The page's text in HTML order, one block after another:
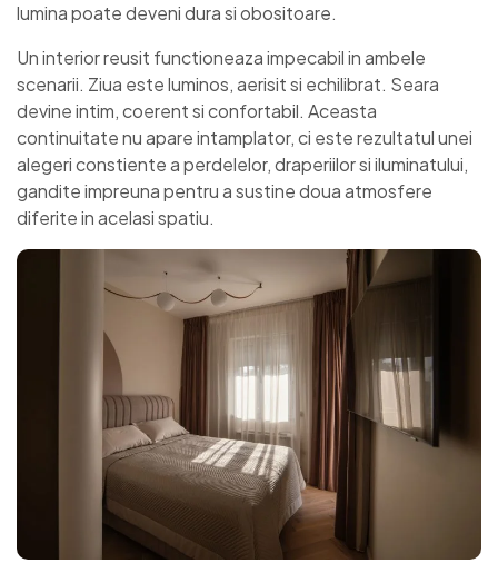
lumina poate deveni dura si obositoare.
Un interior reusit functioneaza impecabil in ambele
scenarii. Ziua este luminos, aerisit si echilibrat. Seara
devine intim, coerent si confortabil. Aceasta
continuitate nu apare intamplator, ci este rezultatul unei
alegeri constiente a perdelelor, draperiilor si iluminatului,
gandite impreuna pentru a sustine doua atmosfere
diferite in acelasi spatiu.